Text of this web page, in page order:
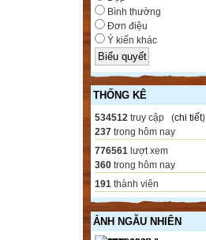
Bình thường
Đơn điệu
Ý kiến khác
THỐNG KÊ
534512 truy cập (chi tiết)
237 trong hôm nay
776561 lượt xem
360 trong hôm nay
191 thành viên
ẢNH NGẪU NHIÊN